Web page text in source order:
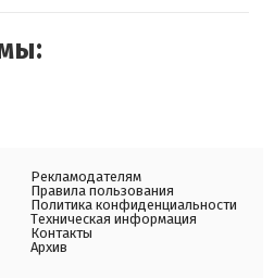
Рекламодателям
Правила пользования
Политика конфиденциальности
Техническая информация
Контакты
Архив